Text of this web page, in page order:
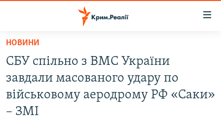
Перейти
основного
матеріалу
Перейти
до
основної
ВІДЕО ТА ФОТО
ПОЛІТИКА
НОВИНИ
СБУ спільно з ВМС України
завдали масованого удару по
військовому аеродрому РФ «Саки»
– ЗМІ